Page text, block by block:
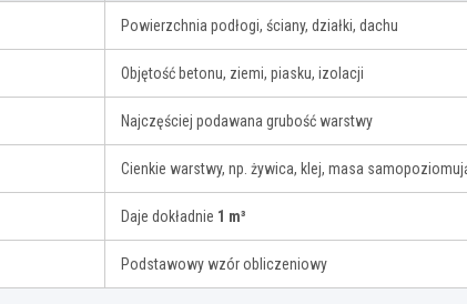
Powierzchnia podłogi, ściany, działki, dachu
Objętość betonu, ziemi, piasku, izolacji
Najczęściej podawana grubość warstwy
Cienkie warstwy, np. żywica, klej, masa
Daje dokładnie 1 m³
Podstawowy wzór obliczeniowy